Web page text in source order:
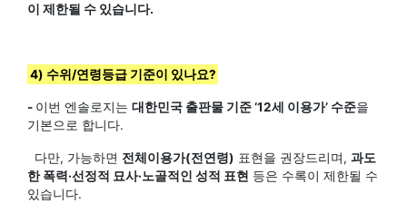
이 제한될 수 있습니다.
4) 수위/연령등급 기준이 있나요?
- 이번 엔솔로지는 대한민국 출판물 기준 ‘12세 이용가’ 수준을
기본으로 합니다.
다만, 가능하면 전체이용가(전연령) 표현을 권장드리며, 과도
한 폭력·선정적 묘사·노골적인 성적 표현 등은 수록이 제한될 수
있습니다.